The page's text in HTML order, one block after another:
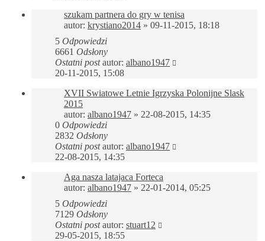
szukam partnera do gry w tenisa
autor: krystiano2014 » 09-11-2015, 18:18
5 Odpowiedzi
6661 Odsłony
Ostatni postautor: albano1947
20-11-2015, 15:08
XVII Swiatowe Letnie Igrzyska Polonijne Slask
2015
autor: albano1947 » 22-08-2015, 14:35
0 Odpowiedzi
2832 Odsłony
Ostatni postautor: albano1947
22-08-2015, 14:35
Aga nasza latajaca Forteca
autor: albano1947 » 22-01-2014, 05:25
5 Odpowiedzi
7129 Odsłony
Ostatni postautor: stuart12
29-05-2015, 18:55